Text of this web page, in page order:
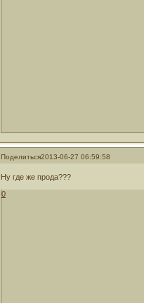
Поделиться2013-06-27 06:59:58
Ну где же прода???
0